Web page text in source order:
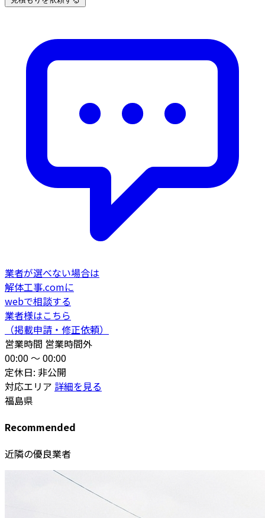
業者が選べない場合は
解体工事.comに
webで相談する
業者様はこちら
（掲載申請・修正依頼）
営業時間 営業時間外
00:00 〜 00:00
定休日: 非公開
対応エリア 詳細を見る
福島県
Recommended
近隣の優良業者